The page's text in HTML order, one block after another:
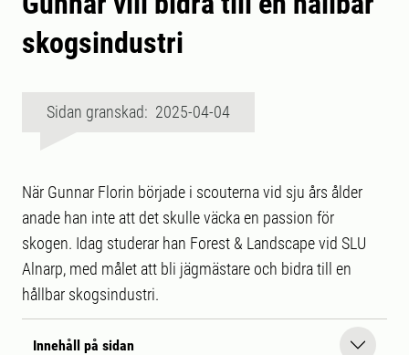
skogsindustri
Sidan granskad: 2025-04-04
När Gunnar Florin började i scouterna vid sju års ålder
anade han inte att det skulle väcka en passion för
skogen. Idag studerar han Forest & Landscape vid SLU
Alnarp, med målet att bli jägmästare och bidra till en
hållbar skogsindustri.
Innehåll på sidan